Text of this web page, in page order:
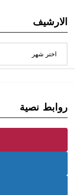
الارشيف
روابط نصية